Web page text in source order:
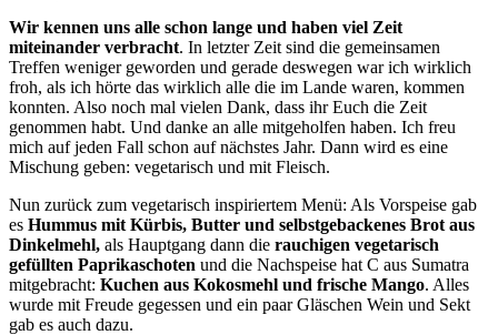
Wir kennen uns alle schon lange und haben viel Zeit
miteinander verbracht. In letzter Zeit sind die gemeinsamen
Treffen weniger geworden und gerade deswegen war ich wirklich
froh, als ich hörte das wirklich alle die im Lande waren, kommen
konnten. Also noch mal vielen Dank, dass ihr Euch die Zeit
genommen habt. Und danke an alle mitgeholfen haben. Ich freu
mich auf jeden Fall schon auf nächstes Jahr. Dann wird es eine
Mischung geben: vegetarisch und mit Fleisch.
Nun zurück zum vegetarisch inspiriertem Menü: Als Vorspeise gab
es Hummus mit Kürbis, Butter und selbstgebackenes Brot aus
Dinkelmehl, als Hauptgang dann die rauchigen vegetarisch
gefüllten Paprikaschoten und die Nachspeise hat C aus Sumatra
mitgebracht: Kuchen aus Kokosmehl und frische Mango. Alles
wurde mit Freude gegessen und ein paar Gläschen Wein und Sekt
gab es auch dazu.